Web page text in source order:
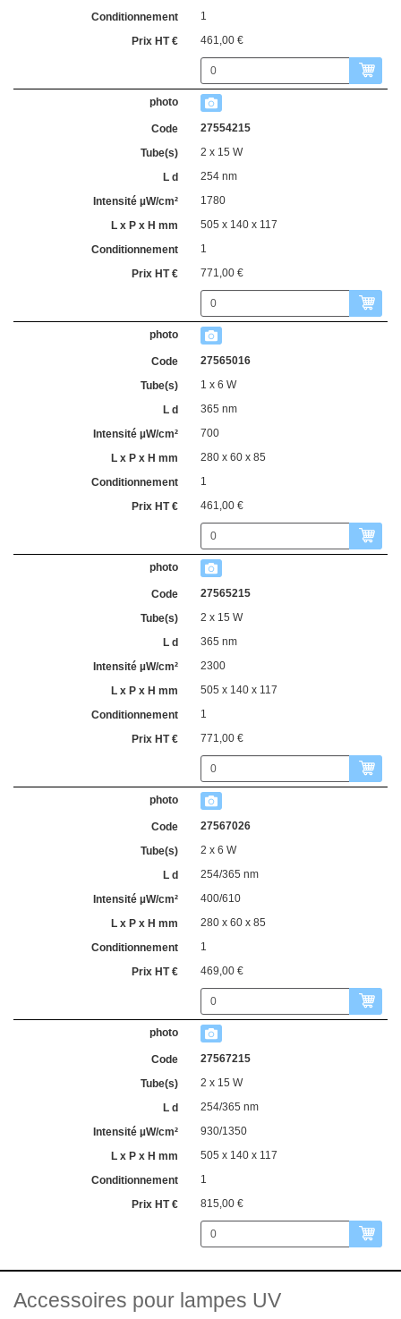
1
461,00 €
27554215
2 x 15 W
254 nm
1780
505 x 140 x 117
1
771,00 €
27565016
1 x 6 W
365 nm
700
280 x 60 x 85
1
461,00 €
27565215
2 x 15 W
365 nm
2300
505 x 140 x 117
1
771,00 €
27567026
2 x 6 W
254/365 nm
400/610
280 x 60 x 85
1
469,00 €
27567215
2 x 15 W
254/365 nm
930/1350
505 x 140 x 117
1
815,00 €
Accessoires pour lampes UV